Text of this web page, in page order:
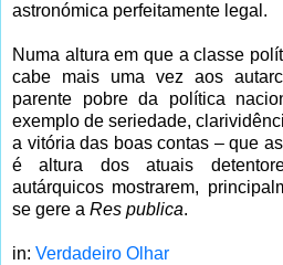
astronómica perfeitamente legal.
Numa altura em que a classe
cabe mais uma vez aos
parente pobre da política
exemplo de seriedade,
a vitória das boas contas – que
é altura dos atuais
autárquicos mostrarem,
se gere a Res publica.
in: Verdadeiro Olhar